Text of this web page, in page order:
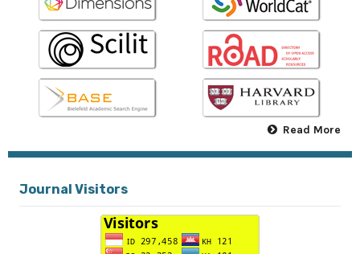
Read More
Journal Visitors